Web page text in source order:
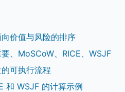
价值与风险的排序
、MoSCoW、RICE、WSJF
可执行流程
和 WSJF 的计算示例